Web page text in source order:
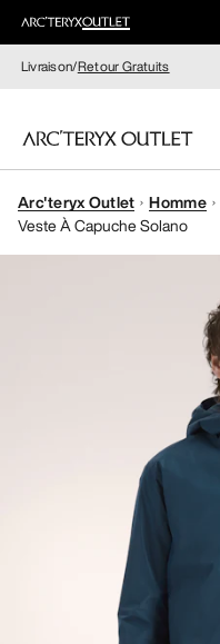
Livraison/Retour Gratuits
FEMME
Arc'teryx Outlet Homme
Veste À Capuche Solano